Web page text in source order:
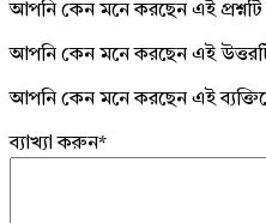
আপনি কেন মনে করছেন এই প্রশ্নটি
আপনি কেন মনে করছেন এই
আপনি কেন মনে করছেন এই
ব্যাখ্যা করুন*